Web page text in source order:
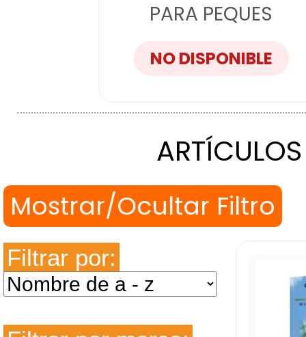
PARA PEQUES
NO DISPONIBLE
Filtrar por: